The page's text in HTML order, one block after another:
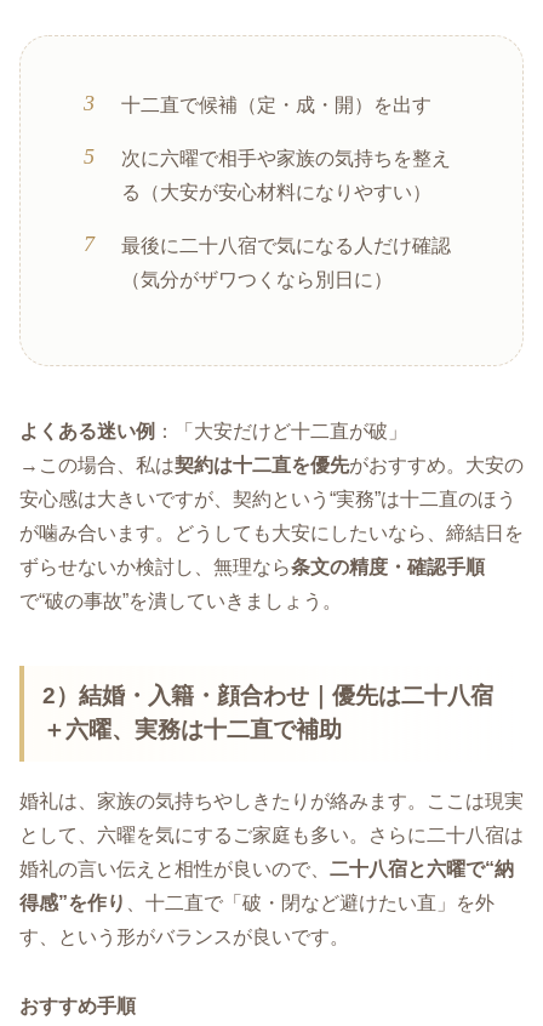
十二直で候補（定・成・開）を出す
次に六曜で相手や家族の気持ちを整え
る（大安が安心材料になりやすい）
最後に二十八宿で気になる人だけ確認
（気分がザワつくなら別日に）
よくある迷い例 ：「大安だけど十二直が破」
→この場合、私は契約は十二直を優先がおすすめ。大安の
安心感は大きいですが、契約という“実務”は十二直のほう
が噛み合います。どうしても大安にしたいなら、締結日を
ずらせないか検討し、無理なら条文の精度・確認手順
で“破の事故”を潰していきましょう。
2）結婚・入籍・顔合わせ｜優先は二十八宿
＋六曜、実務は十二直で補助
婚礼は、家族の気持ちやしきたりが絡みます。ここは現実
として、六曜を気にするご家庭も多い。さらに二十八宿は
婚礼の言い伝えと相性が良いので、 二十八宿と六曜で“納
得感”を作り
、十二直で「破・閉など避けたい直」を外
す、という形がバランスが良いです。
おすすめ手順